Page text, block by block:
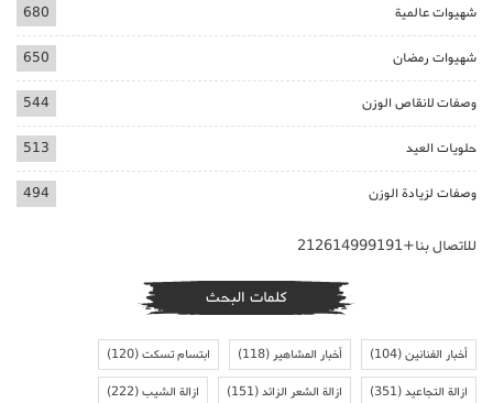
شهيوات عالمية 680
شهيوات رمضان 650
وصفات لانقاص الوزن 544
حلويات العيد 513
وصفات لزيادة الوزن 494
للاتصال بنا+212614999191
كلمات البحث
أخبار الفنانين(104) أخبار المشاهير(118) ابتسام تسكت(120)
ازالة التجاعيد(351) ازالة الشعر الزائد(151) ازالة الشيب(222)